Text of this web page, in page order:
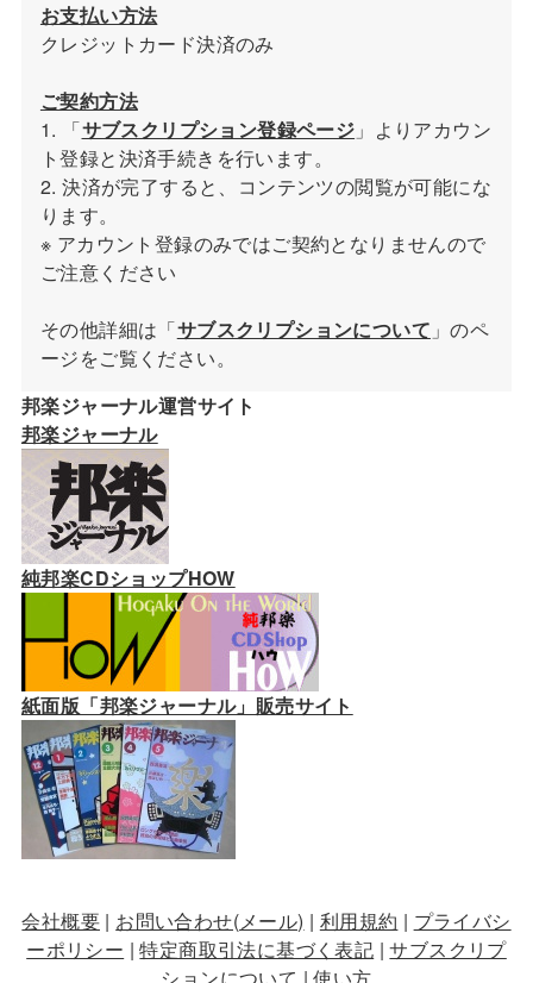
お支払い方法
クレジットカード決済のみ
ご契約方法
1. 「サブスクリプション登録ページ 」よりアカウン
ト登録と決済手続きを行います。
2. 決済が完了すると、コンテンツの閲覧が可能にな
ります。
※ アカウント登録のみではご契約となりませんので
ご注意ください
その他詳細は「サブスクリプションについて 」のペ
ージをご覧ください。
邦楽ジャーナル運営サイト
邦楽ジャーナル
純邦楽CDショップHOW
紙面版「邦楽ジャーナル」販売サイト
会社概要| お問い合わせ(メール) | 利用規約 | プライバシ
ーポリシー |特定商取引法に基づく表記 |サブスクリプ